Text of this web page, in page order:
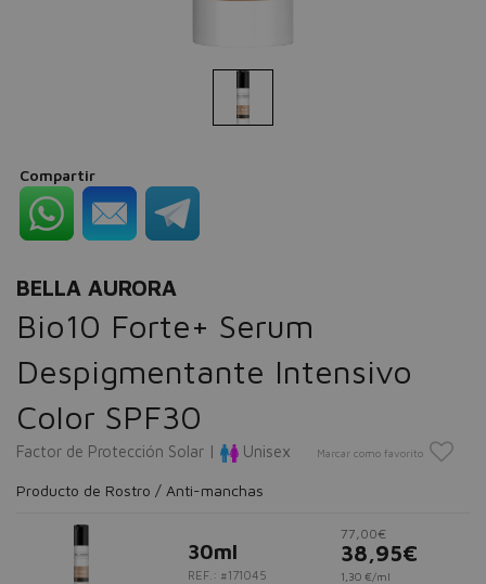
Compartir
BELLA AURORA
Bio10 Forte+ Serum
Despigmentante Intensivo
Color SPF30
Factor de Protección Solar | Unisex Marcar como favorito
Producto de Rostro / Anti-manchas
30ml
REF.: #171045
77,00€
38,95€
1,30 €/ml